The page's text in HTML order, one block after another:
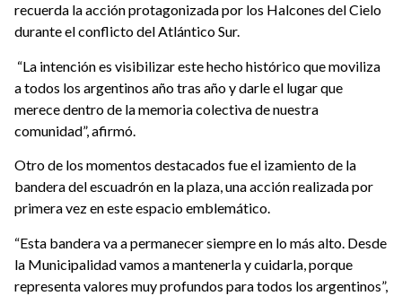
recuerda la acción protagonizada por los Halcones del Cielo
durante el conflicto del Atlántico Sur.
“La intención es visibilizar este hecho histórico que moviliza
a todos los argentinos año tras año y darle el lugar que
merece dentro de la memoria colectiva de nuestra
comunidad”, afirmó.
Otro de los momentos destacados fue el izamiento de la
bandera del escuadrón en la plaza, una acción realizada por
primera vez en este espacio emblemático.
“Esta bandera va a permanecer siempre en lo más alto. Desde
la Municipalidad vamos a mantenerla y cuidarla, porque
representa valores muy profundos para todos los argentinos”,